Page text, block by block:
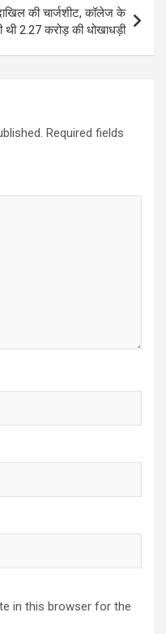
दाखिल की चार्जशीट, कॉलेज के
थी 2.27 करोड़ की धोखाधड़ी
Required fields
in this browser for the